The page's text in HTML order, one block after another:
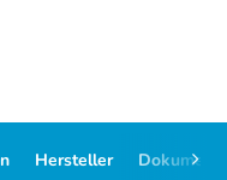
Hersteller